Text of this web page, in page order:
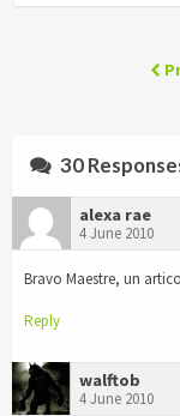
30
alexa rae
4 June 2010
Bravo Maestre, un
Reply
walftob
4 June 2010